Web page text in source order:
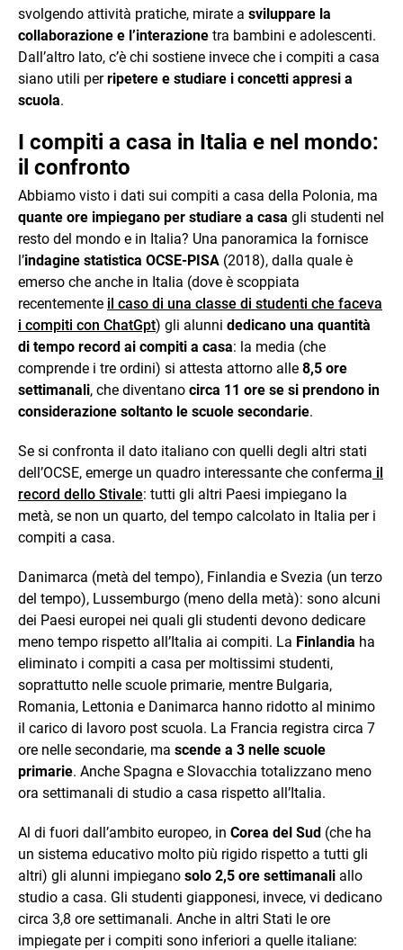
svolgendo attività pratiche, mirate a sviluppare la
collaborazione e l’interazione tra bambini e adolescenti.
Dall’altro lato, c’è chi sostiene invece che i compiti a casa
siano utili perripetere e studiare i concetti appresi a
scuola.
I compiti a casa in Italia e nel mondo:
il confronto
Abbiamo visto i dati sui compiti a casa della Polonia, ma
quante ore impiegano per studiare a casa gli studenti nel
resto del mondo e in Italia? Una panoramica la fornisce
l’indagine statistica OCSE-PISA (2018), dalla quale è
emerso che anche in Italia (dove è scoppiata
recentemente il caso di una classe di studenti che faceva
i compiti con ChatGpt) gli alunni dedicano una quantità
di tempo record ai compiti a casa: la media (che
comprende i tre ordini) si attesta attorno alle 8,5 ore
settimanali, che diventano circa 11 ore se si prendono in
considerazione soltanto le scuole secondarie.
Se si confronta il dato italiano con quelli degli altri stati
dell’OCSE, emerge un quadro interessante che conferma il
record dello Stivale: tutti gli altri Paesi impiegano la
metà, se non un quarto, del tempo calcolato in Italia per i
compiti a casa.
Danimarca (metà del tempo), Finlandia e Svezia (un terzo
del tempo), Lussemburgo (meno della metà): sono alcuni
dei Paesi europei nei quali gli studenti devono dedicare
meno tempo rispetto all’Italia ai compiti. La Finlandia ha
eliminato i compiti a casa per moltissimi studenti,
soprattutto nelle scuole primarie, mentre Bulgaria,
Romania, Lettonia e Danimarca hanno ridotto al minimo
il carico di lavoro post scuola. La Francia registra circa 7
ore nelle secondarie, ma scende a 3 nelle scuole
primarie. Anche Spagna e Slovacchia totalizzano meno
ora settimanali di studio a casa rispetto all’Italia.
Al di fuori dall’ambito europeo, in Corea del Sud (che ha
un sistema educativo molto più rigido rispetto a tutti gli
altri) gli alunni impiegano solo 2,5 ore settimanali allo
studio a casa. Gli studenti giapponesi, invece, vi dedicano
circa 3,8 ore settimanali. Anche in altri Stati le ore
impiegate per i compiti sono inferiori a quelle italiane: